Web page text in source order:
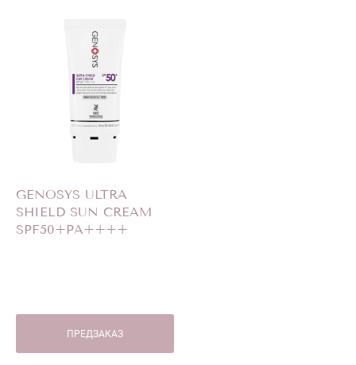
GENOSYS ULTRA
SHIELD SUN CREAM
SPF50+PA++++
ПРЕДЗАКАЗ